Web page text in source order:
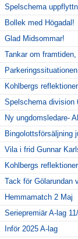
Spelschema
Bollek med Högadal!
Glad Midsommar!
Tankar om
Kohlbergs
Spelschema division
Ny ungdomsledare-
Bingolottsförsäljning
Vila i frid Gunnar
Kohlbergs
Tack för Gölarundan
Hemmamatch 2 Maj
Seriepremiär A-lag
Inför 2025 A-lag